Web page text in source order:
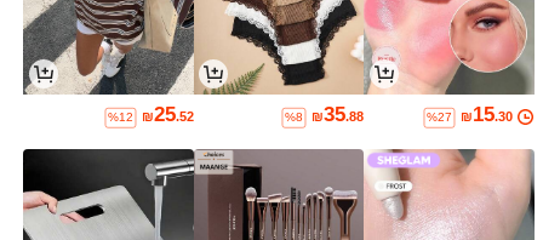
₪15.30
%27
₪35.88
%8
₪25.52
%12